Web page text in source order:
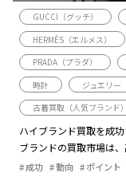
GUCCI（グッチ）
HERMÈS（エルメス）
PRADA（プラダ）
時計
ジュエリー
古着買取（人気ブランド）
ハイブランド買取を成
ブランドの買取市場は
成功 動向 ポイント